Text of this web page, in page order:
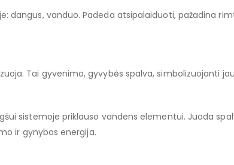
dangus, vanduo. Padeda atsipalaiduoti, pažadina
Tai gyvenimo, gyvybės spalva, simbolizuojanti
sistemoje priklauso vandens elementui. Juoda
ir gynybos energija.